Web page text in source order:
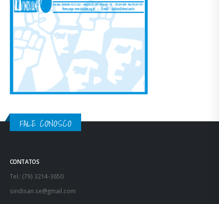
FALE CONOSCO
CONTATOS
Tel.: (79) 3214-3650
sindisan.se@gmail.com